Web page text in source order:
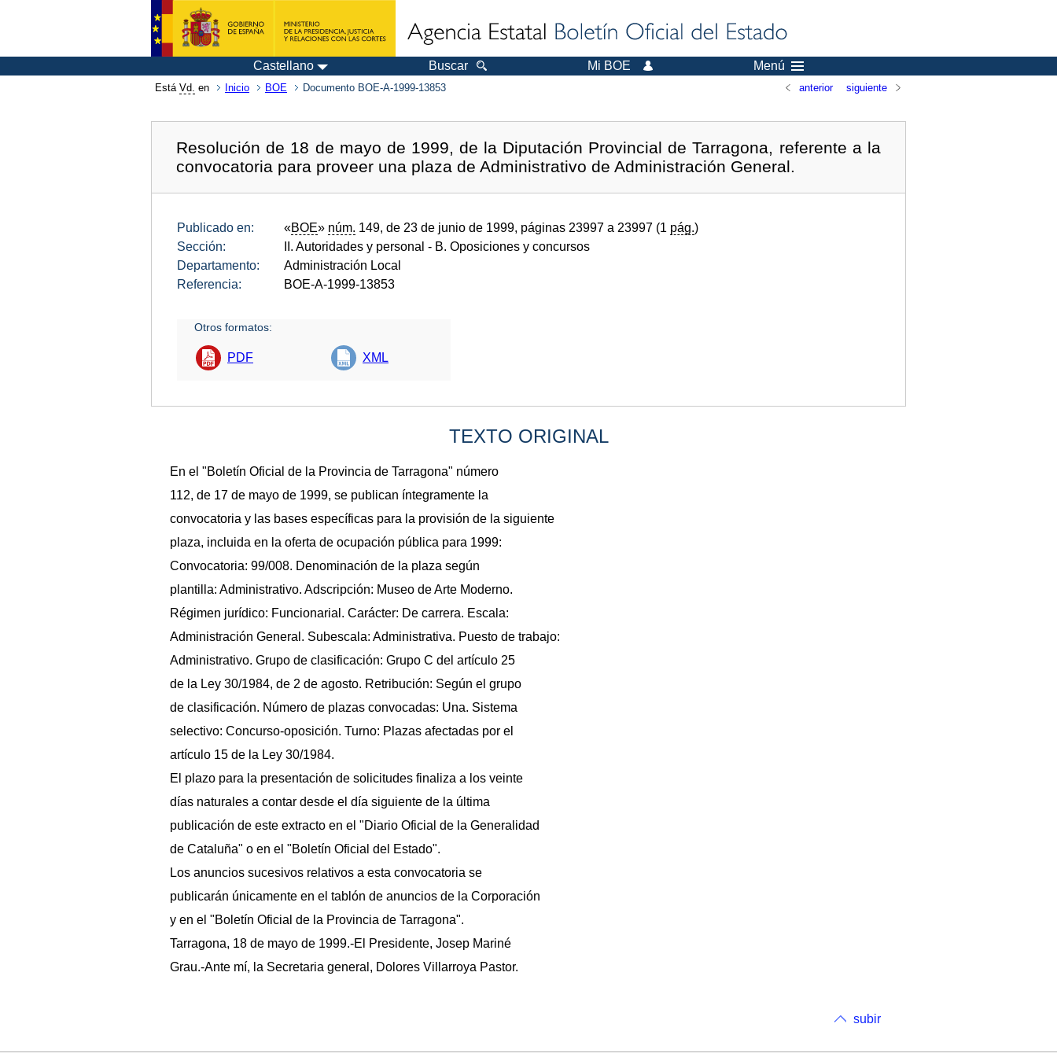
Castellano Buscar Mi BOE Menú
Está Vd. en Inicio BOE Documento BOE-A-1999-13853 anterior siguiente
Resolución de 18 de mayo de 1999, de la Diputación Provincial de Tarragona, referente a la
convocatoria para proveer una plaza de Administrativo de Administración General.
Publicado en: «BOE» núm. 149, de 23 de junio de 1999, páginas 23997 a 23997 (1 pág.)
Sección:
II. Autoridades y personal - B. Oposiciones y concursos
Departamento:
Administración Local
Referencia:
BOE-A-1999-13853
Otros formatos:
PDF XML
TEXTO ORIGINAL
En el "Boletín Oficial de la Provincia de Tarragona" número
112, de 17 de mayo de 1999, se publican íntegramente la
convocatoria y las bases específicas para la provisión de la siguiente
plaza, incluida en la oferta de ocupación pública para 1999:
Convocatoria: 99/008. Denominación de la plaza según
plantilla: Administrativo. Adscripción: Museo de Arte Moderno.
Régimen jurídico: Funcionarial. Carácter: De carrera. Escala:
Administración General. Subescala: Administrativa. Puesto de trabajo:
Administrativo. Grupo de clasificación: Grupo C del artículo 25
de la Ley 30/1984, de 2 de agosto. Retribución: Según el grupo
de clasificación. Número de plazas convocadas: Una. Sistema
selectivo: Concurso-oposición. Turno: Plazas afectadas por el
artículo 15 de la Ley 30/1984.
El plazo para la presentación de solicitudes finaliza a los veinte
días naturales a contar desde el día siguiente de la última
publicación de este extracto en el "Diario Oficial de la Generalidad
de Cataluña" o en el "Boletín Oficial del Estado".
Los anuncios sucesivos relativos a esta convocatoria se
publicarán únicamente en el tablón de anuncios de la Corporación
y en el "Boletín Oficial de la Provincia de Tarragona".
Tarragona, 18 de mayo de 1999.-El Presidente, Josep Mariné
Grau.-Ante mí, la Secretaria general, Dolores Villarroya Pastor.
subir